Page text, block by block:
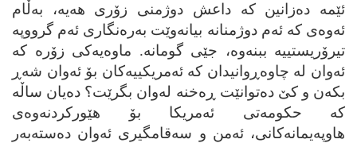
ئێمه‌ ده‌زانین که‌ داعش دوژمنی زۆری هه‌یه‌، به‌ڵام
ئه‌وه‌ی که‌ ئه‌م دوژمنانه‌ بیانه‌وێت به‌ره‌نگاری ئه‌م گرووپه‌
تیرۆریستییه‌ ببنه‌وه‌، جێی گومانه‌. ماوه‌یه‌کی زۆره‌ که‌
ئه‌وان له‌ چاوه‌ڕوانیدان که‌ ئه‌مریکییه‌کان بۆ ئه‌وان شه‌ڕ
بکه‌ن و کێ ده‌توانێت ڕه‌خنه‌ له‌وان بگرێت؟ ده‌یان ساڵه‌
که‌ حکومه‌تی ئه‌مریکا بۆ هێورکردنه‌وه‌ی
هاوپه‌یمانه‌کانی، ئه‌من و سه‌قامگیری ئه‌وان ده‌سته‌به‌ر